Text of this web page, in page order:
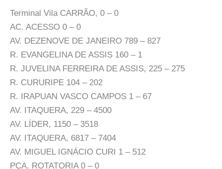
Terminal Vila CARRÃO, 0 – 0
AC. ACESSO 0 – 0
AV. DEZENOVE DE JANEIRO 789 – 827
R. EVANGELINA DE ASSIS 160 – 1
R. JUVELINA FERREIRA DE ASSIS, 225 – 275
R. CURURIPE 104 – 202
R. IRAPUAN VASCO CAMPOS 1 – 67
AV. ITAQUERA, 229 – 4500
AV. LÍDER, 1150 – 3518
AV. ITAQUERA, 6817 – 7404
AV. MIGUEL IGNÁCIO CURI 1 – 512
PÇA. ROTATORIA 0 – 0